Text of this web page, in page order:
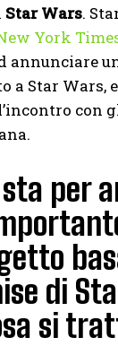
Star Wars.
York
annunciare
a Star Wars,
con
sta per
di
si